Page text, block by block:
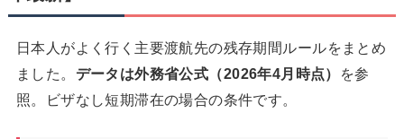
日本人がよく行く主要渡航先の残存期間ルールをまとめ
ました。 データは外務省公式（2026年4月時点）
を参
照。ビザなし短期滞在の場合の条件です。